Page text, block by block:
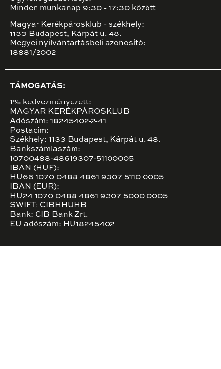
Minden munkanap 9:30 - 17:30 között
Magyar Kerékpárosklub - székhely:
1133 Budapest, Kárpát u. 48.
Megyei nyilvántartásbeli azonosító:
18881/2002
TÁMOGATÁS:
1% kedvezményezett:
MAGYAR KERÉKPÁROSKLUB
Adószám: 18245402-2-41
Postacím:
Székhely: 1133 Budapest, Kárpát u. 48.
Bankszámlaszám:
10700488-48619307-51100005
IBAN (HUF):
HU66 1070 0488 4861 9307 5110 0005
IBAN (EUR):
HU24 1070 0488 4861 9307 5000 0005
SWIFT: CIBHHUHB
Bank: CIB Bank Zrt.
EU adószám: HU18245402